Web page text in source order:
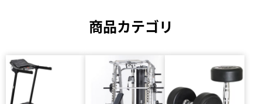
商品カテゴリ